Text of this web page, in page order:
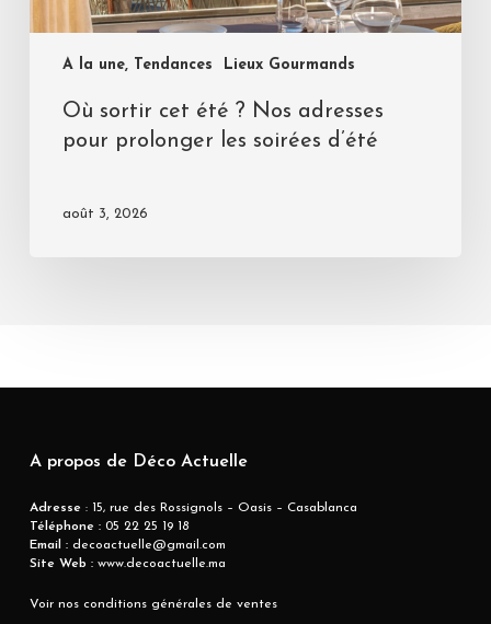
A la une, Tendances Lieux Gourmands
Où sortir cet été ? Nos adresses
pour prolonger les soirées d’été
août 3, 2026
A propos de Déco Actuelle
Adresse : 15, rue des Rossignols – Oasis – Casablanca
Téléphone :05 22 25 19 18
Email :decoactuelle@gmail.com
Site Web :www.decoactuelle.ma
Voir nos conditions générales de ventes